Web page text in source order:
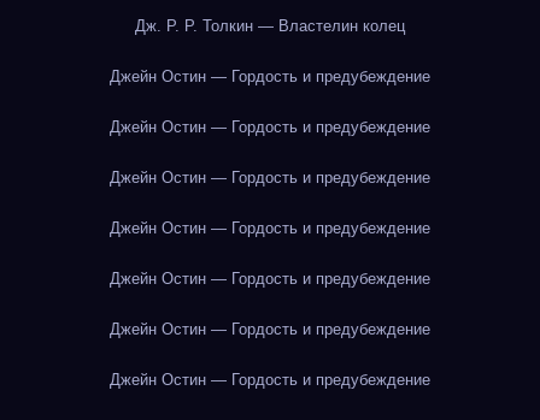
Дж. Р. Р. Толкин — Властелин колец
Джейн Остин — Гордость и предубеждение
Джейн Остин — Гордость и предубеждение
Джейн Остин — Гордость и предубеждение
Джейн Остин — Гордость и предубеждение
Джейн Остин — Гордость и предубеждение
Джейн Остин — Гордость и предубеждение
Джейн Остин — Гордость и предубеждение